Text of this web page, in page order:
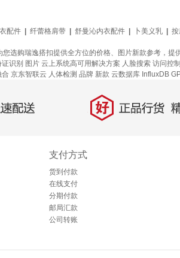
配件 纤蕾格肩带 舒曼沁内衣配件 卜美义乳
选购瑞逸搭扣提供全方位的价格、图片新款参考，提
识别 图片 云上系统高可用解决方案 人脸搜索 访问控制
合 京东智联云 人体检测 品牌 新款 云数据库 InfluxDB
送 好 正品行货，精
支付方式
货到付款
在线支付
分期付款
邮局汇款
公司转账